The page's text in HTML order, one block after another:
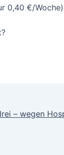
0,40 €/
– wegen